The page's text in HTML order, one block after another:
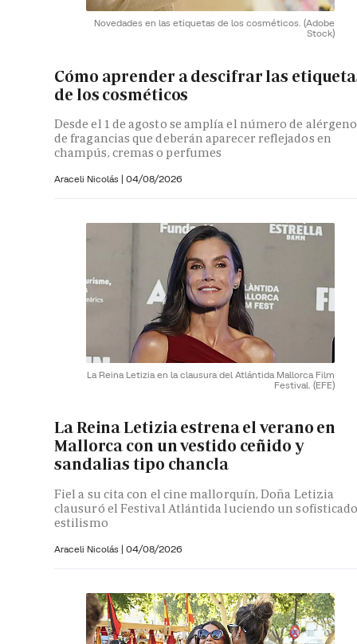
Novedades en las etiquetas de los cosméticos. (Adobe
Stock)
Cómo aprender a descifrar las
de los cosméticos
Desde el 1 de agosto se amplía el número de
de fragancias que deberán aparecer reflejados en
champús, cremas o perfumes
Araceli Nicolás | 04/08/2026
La Reina Letizia en la clausura del Atlántida Mallorca Film
Festival. (EFE)
La Reina Letizia estrena el verano en
Mallorca con un vestido ceñido y
sandalias tipo chancla
Fiel a su cita con el cine mallorquín, Doña Letizia
clausuró el Festival Atlántida luciendo un
estilismo
Araceli Nicolás | 04/08/2026